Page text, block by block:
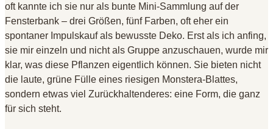
oft kannte ich sie nur als bunte Mini-Sammlung auf der
Fensterbank – drei Größen, fünf Farben, oft eher ein
spontaner Impulskauf als bewusste Deko. Erst als ich anfing,
sie mir einzeln und nicht als Gruppe anzuschauen, wurde mir
klar, was diese Pflanzen eigentlich können. Sie bieten nicht
die laute, grüne Fülle eines riesigen Monstera-Blattes,
sondern etwas viel Zurückhaltenderes: eine Form, die ganz
für sich steht.